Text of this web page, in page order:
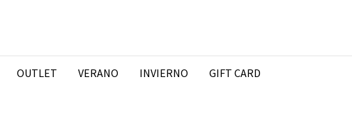
OUTLET VERANO INVIERNO GIFT CARD